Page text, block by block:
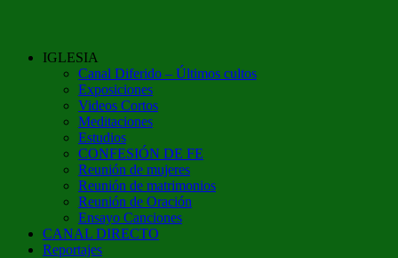
IGLESIA
Canal Diferido – Últimos cultos
Exposiciones
Videos Cortos
Meditaciones
Estudios
CONFESIÓN DE FE
Reunión de mujeres
Reunión de matrimonios
Reunión de Oración
Ensayo Canciones
CANAL DIRECTO
Reportajes